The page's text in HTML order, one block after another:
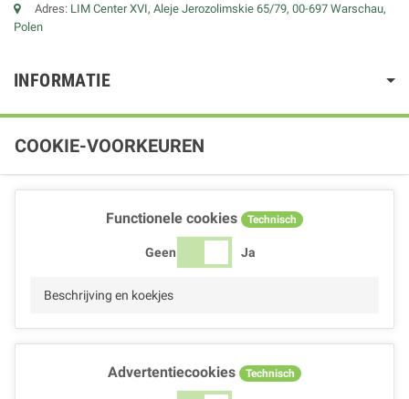
Adres: LIM Center XVI, Aleje Jerozolimskie 65/79, 00-697 Warschau,
Polen
INFORMATIE
COOKIE-VOORKEUREN
Functionele cookies Technisch
Geen Ja
Beschrijving en koekjes
Advertentiecookies Technisch